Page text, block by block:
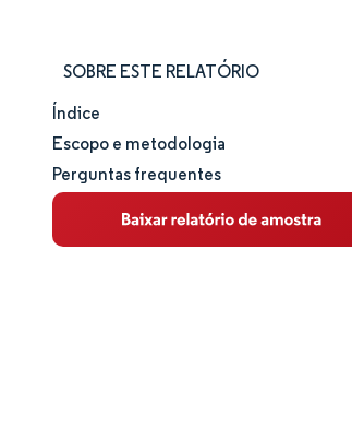
SOBRE ESTE RELATÓRIO
Tamanho e participação de mercado
Análise de mercado
Tendências e insights
Índice
Escopo e metodologia
Perguntas frequentes